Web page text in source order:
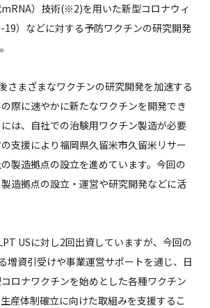
）技術(※2)を用いた新型コロナウィ
19）などに対する予防ワクチンの研究開発
さまざまなワクチンの研究開発を加速する
際に速やかに新たなワクチンを開発でき
は、自社での治験用ワクチン製造が必要
支援により福岡県久留米市久留米リサー
製造拠点の設立を進めています。今回の
造拠点の設立・運営や研究開発などに活
USに対し2回出資していますが、今回の
増資引受けや事業運営サポートを通じ、日
ロナワクチンを始めとした各種ワクチン
産体制確立に向けた取組みを支援するこ